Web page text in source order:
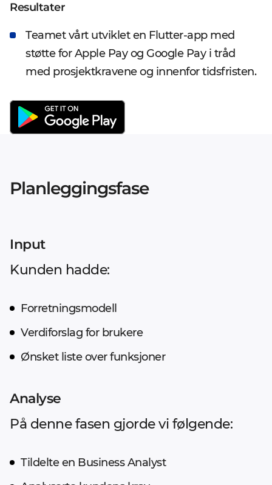
Resultater
Teamet vårt utviklet en Flutter-app med
støtte for Apple Pay og Google Pay i tråd
med prosjektkravene og innenfor tidsfristen.
Planleggingsfase
Input
Kunden hadde:
Forretningsmodell
Verdiforslag for brukere
Ønsket liste over funksjoner
Analyse
På denne fasen gjorde vi følgende:
Tildelte en Business Analyst